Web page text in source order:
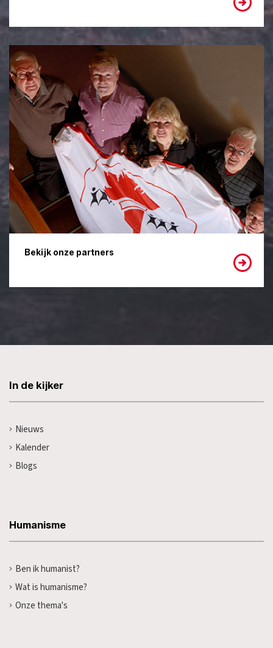
Bekijk onze partners
In de kijker
Nieuws
Kalender
Blogs
Humanisme
Ben ik humanist?
Wat is humanisme?
Onze thema's